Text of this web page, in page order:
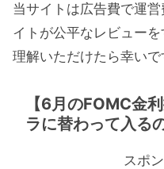
当サイトは広告費で運
イトが公平なレビュー
理解いただけたら幸いで
【6月のFOMC金
ラに替わって入る
スポ